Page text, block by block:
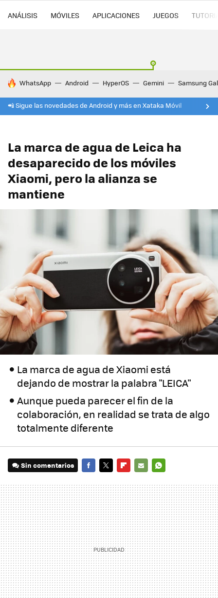
ANÁLISIS MÓVILES APLICACIONES JUEGOS
HOY SE HABLA DE
WhatsApp Android HyperOS Gemini Samsung
📲 Sigue las novedades de Android y más en Xataka Móvil
La marca de agua de Leica ha
desaparecido de los móviles
Xiaomi, pero la alianza se
mantiene
La marca de agua de Xiaomi está
dejando de mostrar la palabra "LEICA"
Aunque pueda parecer el fin de la
colaboración, en realidad se trata de algo
totalmente diferente
Sin comentarios
MAIL